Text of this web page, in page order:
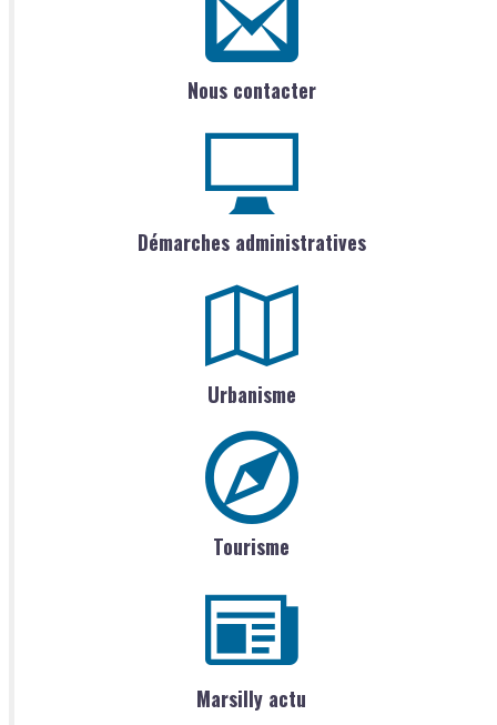
Nous contacter
Démarches administratives
Urbanisme
Tourisme
Marsilly actu